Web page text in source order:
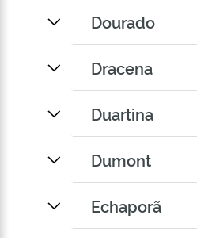
Dourado
Dracena
Duartina
Dumont
Echaporã